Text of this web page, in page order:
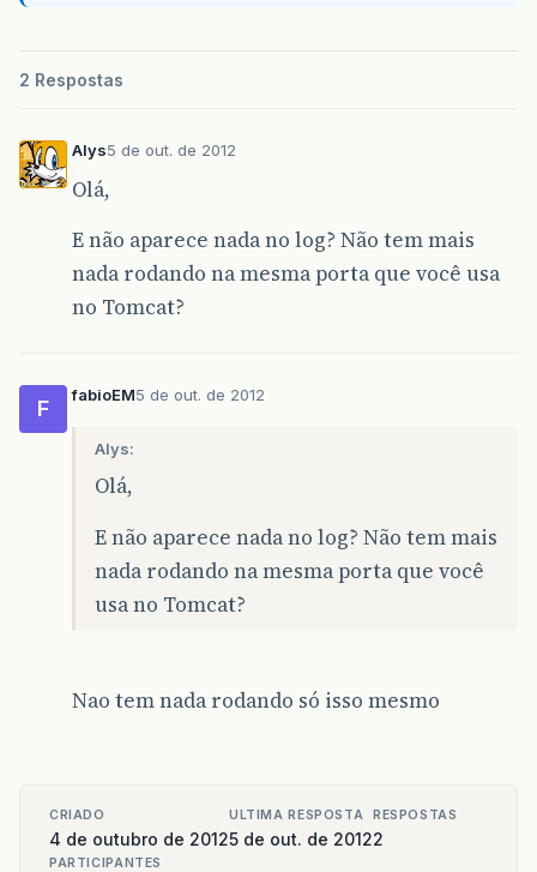
2 Respostas
Alys5 de out. de 2012
Olá,
E não aparece nada no log? Não tem mais
nada rodando na mesma porta que você usa
no Tomcat?
F
fabioEM5 de out. de 2012
Alys:
Olá,
E não aparece nada no log? Não tem mais
nada rodando na mesma porta que você
usa no Tomcat?
Nao tem nada rodando só isso mesmo
CRIADO
4 de outubro de 2012
ULTIMA RESPOSTA
5 de out. de 2012
RESPOSTAS
2
PARTICIPANTES